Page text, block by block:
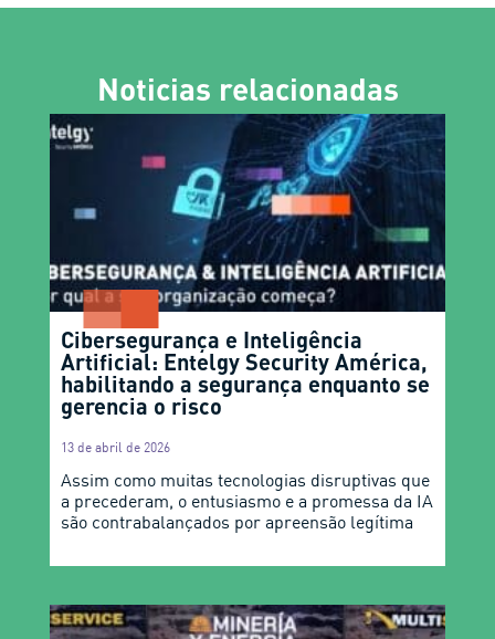
Noticias relacionadas
Cibersegurança e Inteligência
Artificial: Entelgy Security América,
habilitando a segurança enquanto se
gerencia o risco
13 de abril de 2026
Assim como muitas tecnologias disruptivas que
a precederam, o entusiasmo e a promessa da IA
são contrabalançados por apreensão legítima